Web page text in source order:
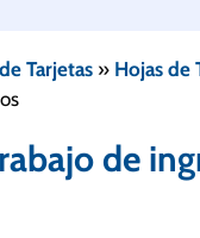
Tarjetas » Hojas de
de